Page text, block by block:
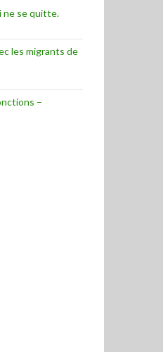
ne se quitte.
les migrants de
–